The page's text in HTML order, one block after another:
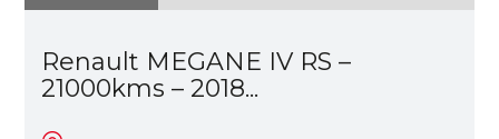
Renault MEGANE IV RS –
21000kms – 2018...